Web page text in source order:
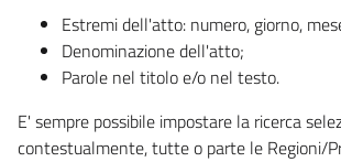
Estremi dell'atto: numero, giorno,
Denominazione dell'atto;
Parole nel titolo e/o nel testo.
E' sempre possibile impostare la ricerca
contestualmente, tutte o parte le Regioni/